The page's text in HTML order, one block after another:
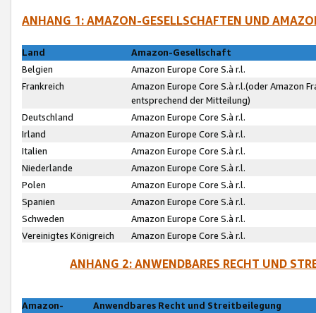
ANHANG 1: AMAZON-GESELLSCHAFTEN UND
Land
Amazon-Gesellschaft
Belgien
Amazon Europe Core S.à r.l.
Frankreich
Amazon Europe Core S.à r.l.(oder Amazon
entsprechend der Mitteilung)
Deutschland
Amazon Europe Core S.à r.l.
Irland
Amazon Europe Core S.à r.l.
Italien
Amazon Europe Core S.à r.l.
Niederlande
Amazon Europe Core S.à r.l.
Polen
Amazon Europe Core S.à r.l.
Spanien
Amazon Europe Core S.à r.l.
Schweden
Amazon Europe Core S.à r.l.
Vereinigtes Königreich
Amazon Europe Core S.à r.l.
ANHANG 2: ANWENDBARES RECHT UND
Amazon-
Anwendbares Recht und Streitbeilegung